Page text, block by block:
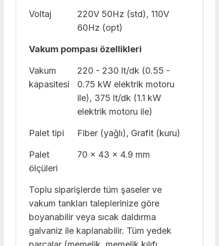
Voltaj
220V 50Hz (std), 110V
60Hz (opt)
Vakum pompası özellikleri
Vakum
kapasitesi
220 - 230 lt/dk (0.55 -
0.75 kW elektrik motoru
ile), 375 lt/dk (1.1 kW
elektrik motoru ile)
Palet tipi Fiber (yağlı), Grafit (kuru)
Palet
ölçüleri
70 x 43 x 4.9 mm
Toplu siparişlerde tüm şaseler ve
vakum tankları taleplerinize göre
boyanabilir veya sıcak daldırma
galvaniz ile kaplanabilir. Tüm yedek